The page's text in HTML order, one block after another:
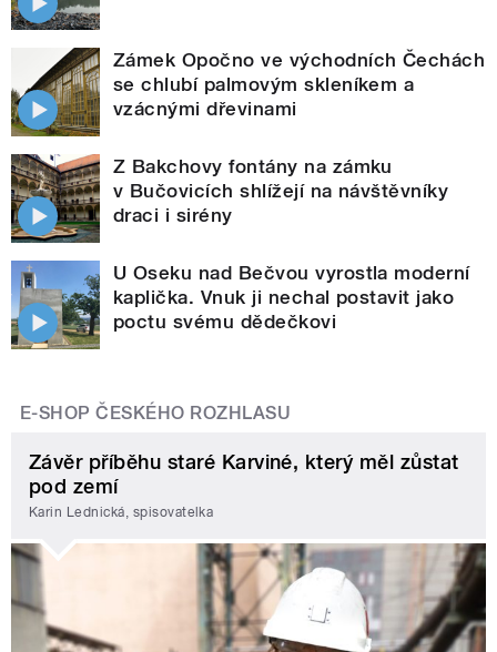
Zámek Opočno ve východních Čechách
se chlubí palmovým skleníkem a
vzácnými dřevinami
Z Bakchovy fontány na zámku
v Bučovicích shlížejí na návštěvníky
draci i sirény
U Oseku nad Bečvou vyrostla moderní
kaplička. Vnuk ji nechal postavit jako
poctu svému dědečkovi
E-SHOP ČESKÉHO ROZHLASU
Závěr příběhu staré Karviné, který měl zůstat
pod zemí
Karin Lednická, spisovatelka